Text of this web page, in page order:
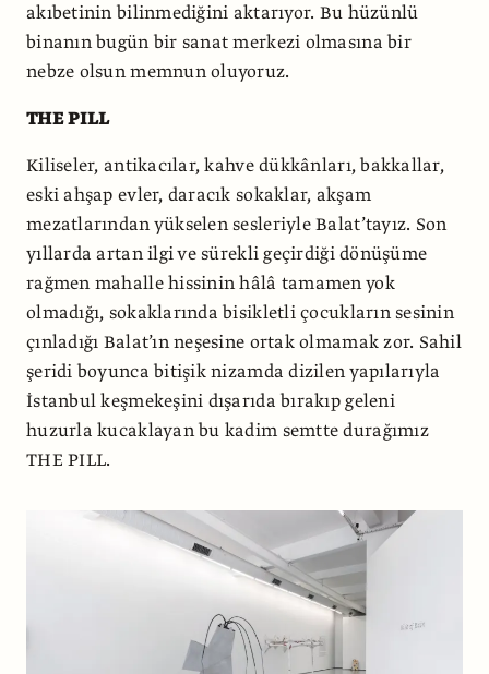
akıbetinin bilinmediğini aktarıyor. Bu hüzünlü
binanın bugün bir sanat merkezi olmasına bir
nebze olsun memnun oluyoruz.
THE PILL
Kiliseler, antikacılar, kahve dükkânları, bakkallar,
eski ahşap evler, daracık sokaklar, akşam
mezatlarından yükselen sesleriyle Balat’tayız. Son
yıllarda artan ilgi ve sürekli geçirdiği dönüşüme
rağmen mahalle hissinin hâlâ tamamen yok
olmadığı, sokaklarında bisikletli çocukların sesinin
çınladığı Balat’ın neşesine ortak olmamak zor. Sahil
şeridi boyunca bitişik nizamda dizilen yapılarıyla
İstanbul keşmekeşini dışarıda bırakıp geleni
huzurla kucaklayan bu kadim semtte durağımız
THE PILL.